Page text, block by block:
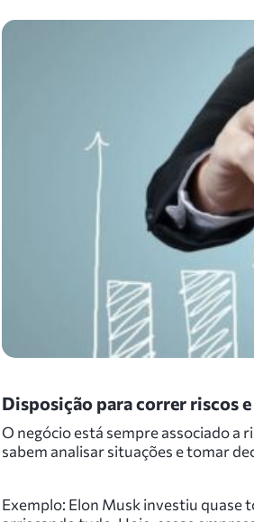
Disposição para correr riscos
O negócio está sempre associado a
sabem analisar situações e tomar
Exemplo: Elon Musk investiu quase